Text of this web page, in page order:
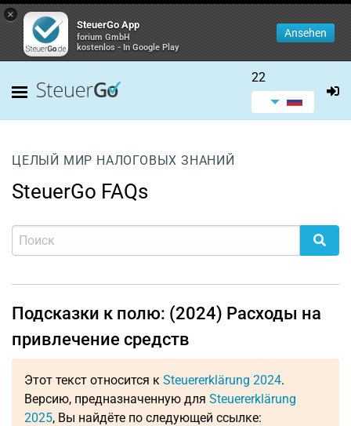
×
SteuerGo App
forium GmbH
kostenlos - In Google Play
Ansehen
22
ЦЕЛЫЙ МИР НАЛОГОВЫХ ЗНАНИЙ
SteuerGo FAQs
Подсказки к полю: (2024) Расходы на
привлечение средств
Этот текст относится к Steuererklärung 2024.
Версию, предназначенную для Steuererklärung
2025, Вы найдёте по следующей ссылке: